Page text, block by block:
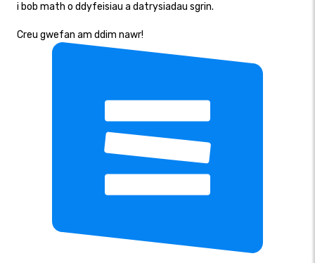
i bob math o ddyfeisiau a datrysiadau sgrin.
Creu gwefan am ddim nawr!